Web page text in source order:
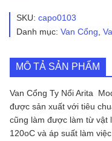
Nổi
Model
101FE(J)
Nối
Bích
Jis10K
số
lượng
SKU: capo0103
Danh mục: Van Cổng,
MÔ TẢ SẢN PHẨM
Van Cổng Ty Nổi Arita
được sản xuất với tiêu
cũng làm được làm từ vật
120oC và áp suất làm